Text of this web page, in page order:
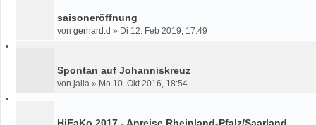
saisoneröffnung
von gerhard.d » Di 12. Feb 2019, 17:49
Spontan auf Johanniskreuz
von jalla » Mo 10. Okt 2016, 18:54